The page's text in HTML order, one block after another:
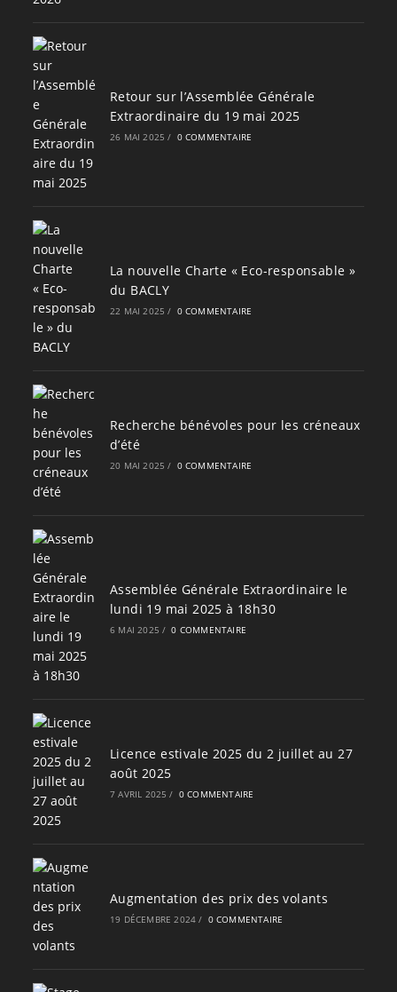
Retour sur l’Assemblée Générale
Extraordinaire du 19 mai 2025
26 MAI 2025 / 0 COMMENTAIRE
La nouvelle Charte « Eco-responsable »
du BACLY
22 MAI 2025 / 0 COMMENTAIRE
Recherche bénévoles pour les créneaux
d’été
20 MAI 2025 / 0 COMMENTAIRE
Assemblée Générale Extraordinaire le
lundi 19 mai 2025 à 18h30
6 MAI 2025 / 0 COMMENTAIRE
Licence estivale 2025 du 2 juillet au 27
août 2025
7 AVRIL 2025 / 0 COMMENTAIRE
Augmentation des prix des volants
19 DÉCEMBRE 2024 / 0 COMMENTAIRE